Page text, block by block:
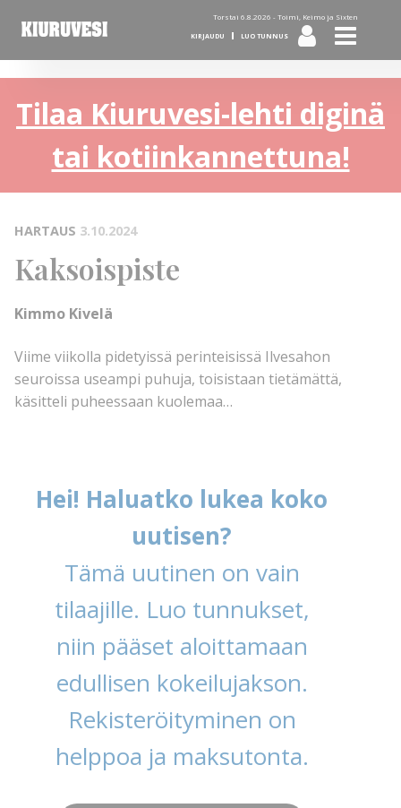
Torstai 6.8.2026 - Toimi, Keimo ja Sixten
KIRJAUDU LUO TUNNUS
Tilaa Kiuruvesi-lehti diginä
tai kotiinkannettuna!
HARTAUS 3.10.2024
Kaksoispiste
Kimmo Kivelä
Viime viikolla pidetyissä perinteisissä Ilvesahon
seuroissa useampi puhuja, toisistaan tietämättä,
käsitteli puheessaan kuolemaa…
Hei! Haluatko lukea koko
uutisen?
Tämä uutinen on vain
tilaajille. Luo tunnukset,
niin pääset aloittamaan
edullisen kokeilujakson.
Rekisteröityminen on
helppoa ja maksutonta.